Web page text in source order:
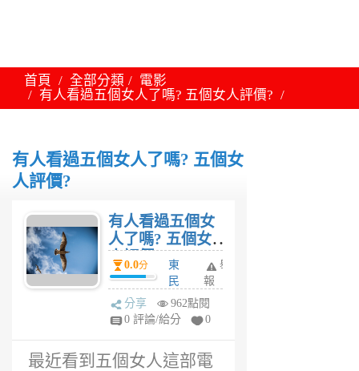
首頁 全部分類
電影
有人看過五個女人了嗎? 五個女人評價?
有人看過五個女人了嗎? 五個女
人評價?
有人看過五個女
人了嗎? 五個女
人評價?
0.0分
東
民
6
年
舉
報
分享
962點閱
0 評論/給分
0
最近看到五個女人這部電